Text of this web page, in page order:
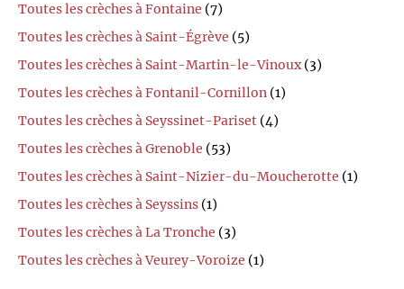
Toutes les crèches à Fontaine (7)
Toutes les crèches à Saint-Égrève (5)
Toutes les crèches à Saint-Martin-le-Vinoux(3)
Toutes les crèches à Fontanil-Cornillon (1)
Toutes les crèches à Seyssinet-Pariset (4)
Toutes les crèches à Grenoble (53)
Toutes les crèches à Saint-Nizier-du-Moucherotte (1)
Toutes les crèches à Seyssins (1)
Toutes les crèches à La Tronche (3)
Toutes les crèches à Veurey-Voroize (1)